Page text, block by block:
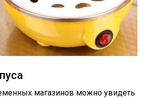
магазинов можно увидеть